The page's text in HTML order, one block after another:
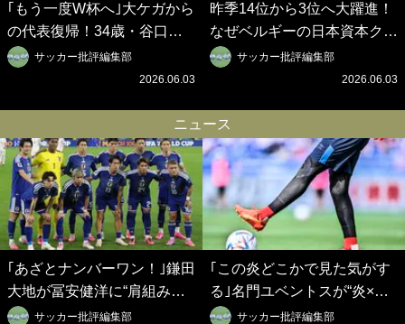
｢もう一度W杯へ｣大ケガから
の代表復帰！34歳・谷口彰
悟の奇跡を支えた日本資本の
ベルギークラブ、次なる野望
ロイデン立石敬之CEOの世
界戦略】(2)
サッカー批評編集部
2026.06.03
昨季14位から3位へ大躍進！
なぜベルギーの日本資本クラ
ブは創設102年目に歴史的快
挙を成し遂げられたのか？
之CEOの世界戦略】(1)
サッカー批評編集部
2026.06.03
ニュース
｢あざとナンバーワン！｣鎌田
大地が冨安健洋に“肩組み頭
乗せ”!?｢パレス兄弟｣爆誕の
サッカー批評編集部
｢この炎どこかで見た気がす
る｣名門ユベントスが“炎×ブ
ラック”のインパクト大の新
サッカー批評編集部